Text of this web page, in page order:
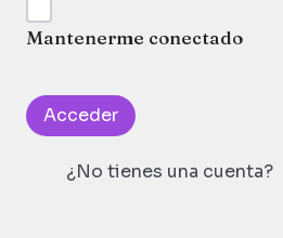
Mantenerme conectado
Acceder
¿No tienes una cuenta?